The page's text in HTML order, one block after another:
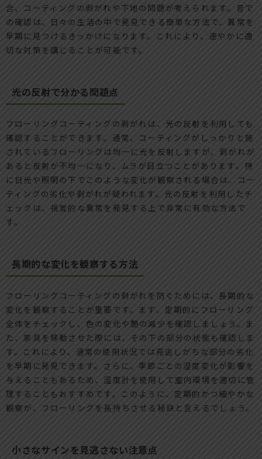
合、コーティングの剥がれや下地の問題が考えられます。音で
の確認は、日々の生活の中で発見できる簡単な方法で、異常を
早期に見つけるきっかけになります。これにより、速やかに適
切な対策を講じることが可能です。
光の反射で分かる問題点
フローリングコーティングの剥がれは、光の反射を利用しても
確認することができます。通常、コーティングがしっかりと施
されているフローリングは均一に光を反射しますが、剥がれが
あると反射が不均一になり、ムラが目立つことがあります。特
に日光や照明の下でこのような変化が観察される場合は、コー
ティングの劣化や剥がれが疑われます。光の反射を利用したチ
ェックは、視覚的な異常を発見する上で非常に有効な方法で
す。
長期的な変化を観察する方法
フローリングコーティングの剥がれを防ぐためには、長期的な
変化を観察することが重要です。まず、定期的にフローリング
全体をチェックし、色の変化や艶の減少を確認しましょう。ま
た、家具を移動させた際には、その下の部分の状態も確認しま
す。これにより、通常の使用状況では見逃しがちな部分の劣化
を早期に発見できます。さらに、季節ごとの湿度変化が影響を
与えることもあるため、湿度計を使用して室内環境を適切に管
理することもおすすめです。このように、定期的かつ細やかな
観察が、フローリングを長持ちさせる秘訣と言えるでしょう。
小さなサインを見逃さない注意点